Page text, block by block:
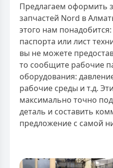
Предлагаем оформить
запчастей Nord в
этого нам
паспорта или лист
вы не можете
то сообщите рабочие
оборудования:
рабочие среды и т.д.
максимально точно
деталь и составить
предложение с самой